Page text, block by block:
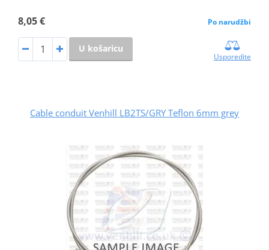
8,05 € Po narudžbi
U košaricu
Usporedite
Cable conduit Venhill LB2TS/GRY Teflon 6mm grey